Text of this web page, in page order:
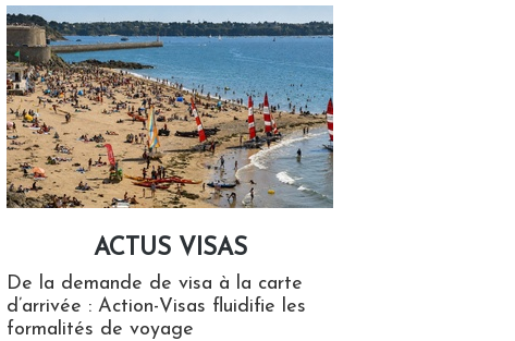
ACTUS VISAS
De la demande de visa à la carte
d’arrivée : Action-Visas fluidifie les
formalités de voyage